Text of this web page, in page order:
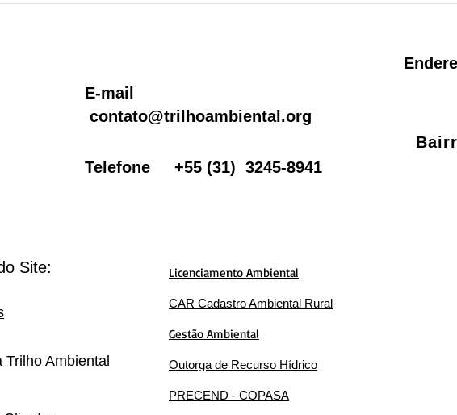
E-mail
contato@trilhoambiental.org
Telefone +55 (31) 3245-8941
Trilho Ambiental
Site: Licenciamento Ambiental
CAR Cadastro Ambiental Rural
Gestão Ambiental
Outorga de Recurso Hídrico
PRECEND - COPASA